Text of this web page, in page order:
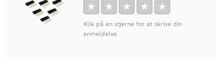
★ ★ ★ ★ ★
Klik på en stjerne for at skrive din
anmeldelse